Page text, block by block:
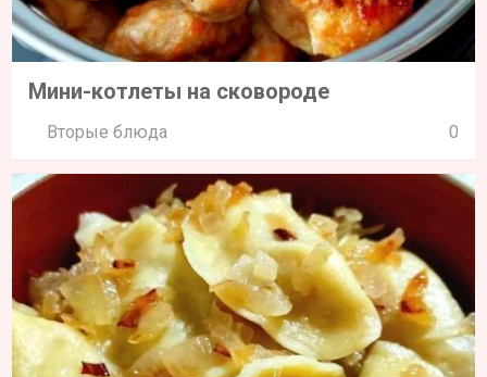
Мини-котлеты на сковороде
Вторые блюда 0